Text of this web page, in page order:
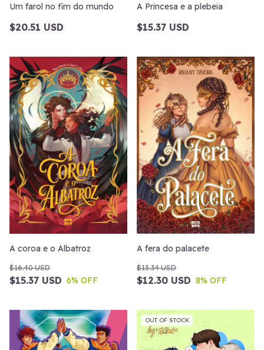
Um farol no fim do mundo
$20.51 USD
A Princesa e a plebeia
$15.37 USD
A coroa e o Albatroz
$15.37 USD
$16.40 USD
6% OFF
A fera do palacete
$12.30 USD
$13.34 USD
8% OFF
OUT OF STOCK